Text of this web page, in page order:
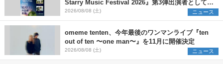
Starry Music Festival 2026』第3弾出演者として
SCOOBIE DO、かりゆし58、Reiを発表
2026/08/08 (土) ニュース
omeme tenten、今年最後のワンマンライブ『ten
out of ten 〜one man〜』を11月に開催決定
2026/08/08 (土) ニュース